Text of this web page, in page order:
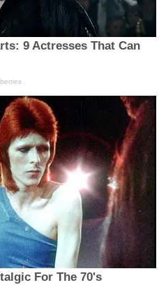
9 Actresses That Can
For The 70's